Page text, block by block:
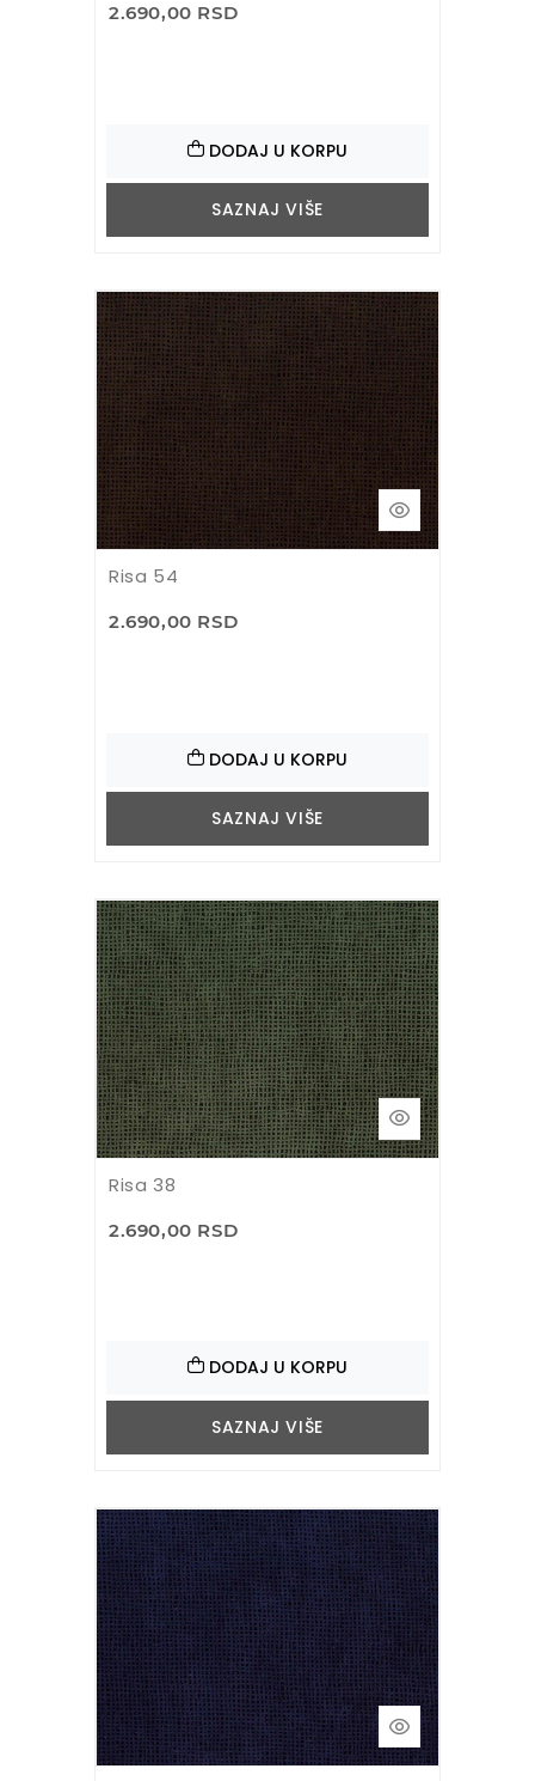
2.690,00 RSD
DODAJ U KORPU
SAZNAJ VIŠE
Risa 54
2.690,00 RSD
DODAJ U KORPU
SAZNAJ VIŠE
Risa 38
2.690,00 RSD
DODAJ U KORPU
SAZNAJ VIŠE